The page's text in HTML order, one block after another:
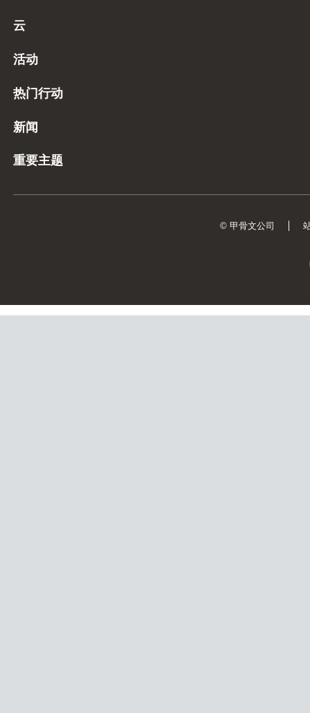
云
活动
热门行动
新闻
重要主题
© 甲骨文公司